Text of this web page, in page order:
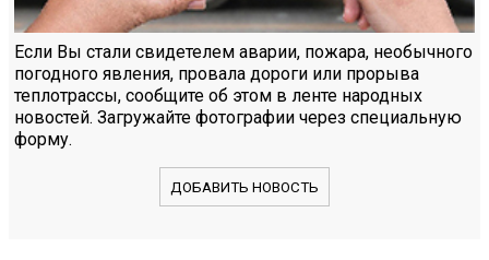
Если Вы стали свидетелем аварии, пожара, необычного
погодного явления, провала дороги или прорыва
теплотрассы, сообщите об этом в ленте народных
новостей. Загружайте фотографии через специальную
форму.
ДОБАВИТЬ НОВОСТЬ